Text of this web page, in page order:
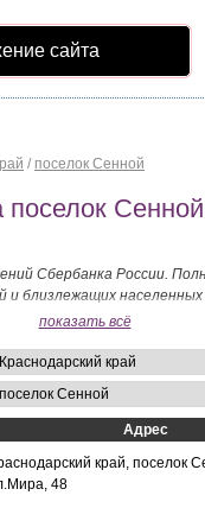
сайта
/ поселок Сенной
Сенной
Сбербанка России.
и близлежащих
показать всё
Адрес
край, поселок
48